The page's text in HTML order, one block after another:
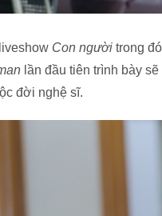
Con người trong
lần đầu tiên trình bày
đời nghệ sĩ.